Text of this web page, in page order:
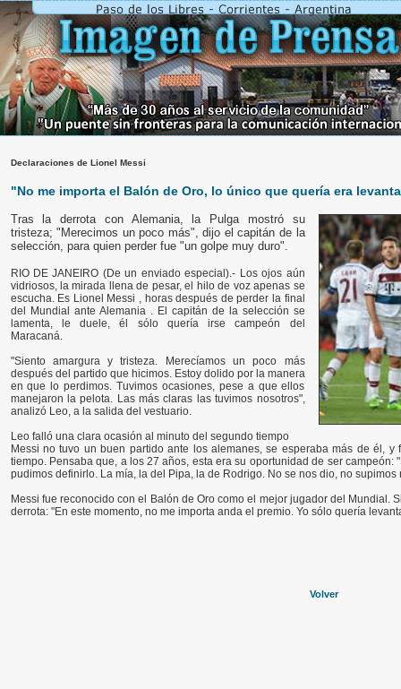
Declaraciones de Lionel Messi
"No me importa el Balón de Oro, lo único que quería era
Tras la derrota con Alemania, la Pulga mostró su
tristeza; "Merecimos un poco más", dijo el capitán de la
selección, para quien perder fue "un golpe muy duro".
RIO DE JANEIRO (De un enviado especial).- Los ojos aún
vidriosos, la mirada llena de pesar, el hilo de voz apenas se
escucha. Es Lionel Messi , horas después de perder la final
del Mundial ante Alemania . El capitán de la selección se
lamenta, le duele, él sólo quería irse campeón del
Maracaná.
"Siento amargura y tristeza. Merecíamos un poco más
después del partido que hicimos. Estoy dolido por la manera
en que lo perdimos. Tuvimos ocasiones, pese a que ellos
manejaron la pelota. Las más claras las tuvimos nosotros",
analizó Leo, a la salida del vestuario.
Leo falló una clara ocasión al minuto del segundo tiempo
Messi no tuvo un buen partido ante los alemanes, se esperaba más de él,
tiempo. Pensaba que, a los 27 años, esta era su oportunidad de ser
pudimos definirlo. La mía, la del Pipa, la de Rodrigo. No se nos dio, no
Messi fue reconocido con el Balón de Oro como el mejor jugador del Mundial.
derrota: "En este momento, no me importa anda el premio. Yo sólo quería
Volver